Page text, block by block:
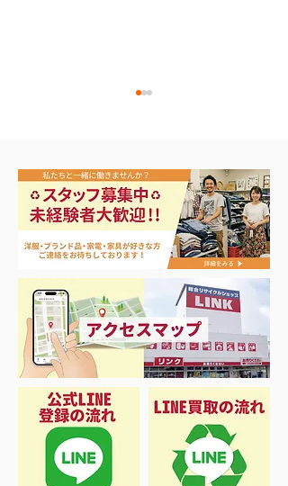
夏に向けて冷凍庫！大量
品揃え❗️